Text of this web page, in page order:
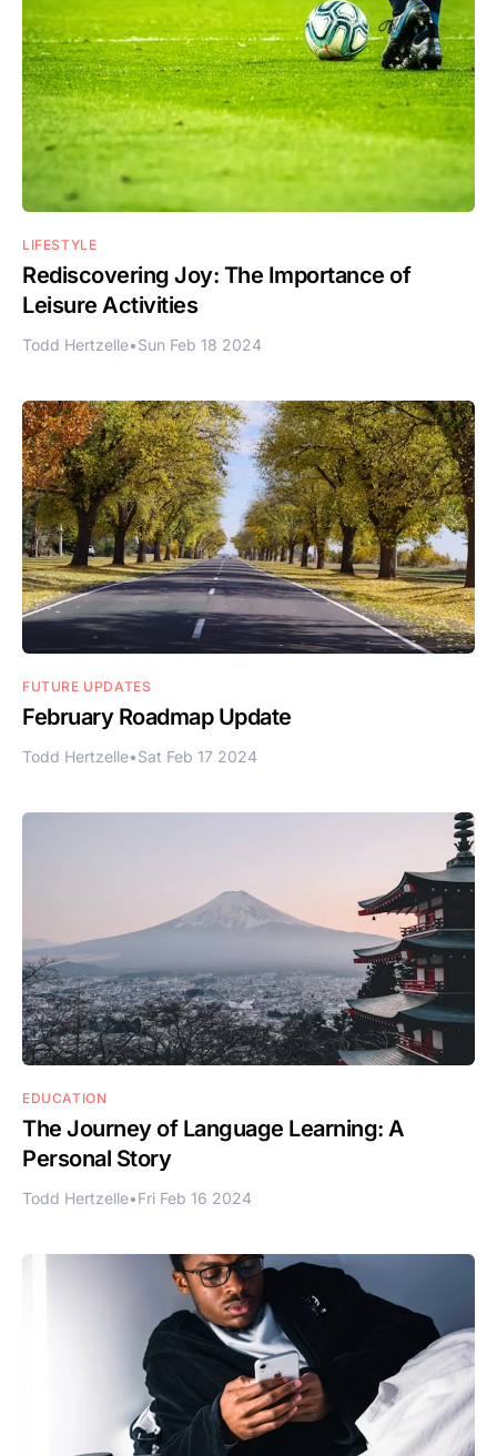
LIFESTYLE
Rediscovering Joy: The Importance of
Leisure Activities
Todd Hertzelle•Sun Feb 18 2024
FUTURE UPDATES
February Roadmap Update
Todd Hertzelle•Sat Feb 17 2024
EDUCATION
The Journey of Language Learning: A
Personal Story
Todd Hertzelle•Fri Feb 16 2024